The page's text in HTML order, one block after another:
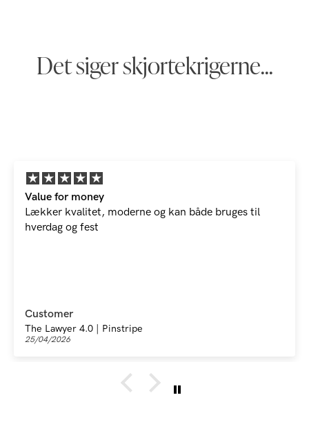
Det siger skjortekrigerne...
Value for money
Lækker kvalitet, moderne og kan både bruges til
hverdag og fest
Customer
The Lawyer 4.0 | Pinstripe
25/04/2026